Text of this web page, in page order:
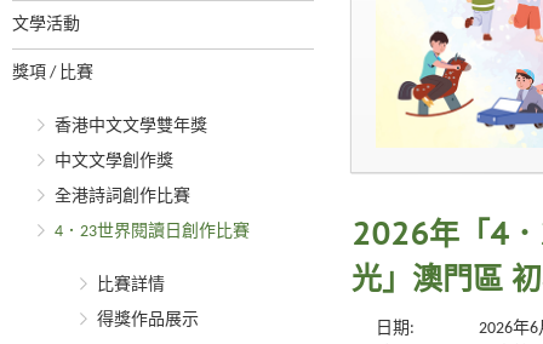
文學活動
獎項 / 比賽
香港中文文學雙年獎
中文文學創作獎
全港詩詞創作比賽
4．23世界閱讀日創作比賽
比賽詳情
得獎作品展示
2026年「4．
光」澳門區
日期:
2026年